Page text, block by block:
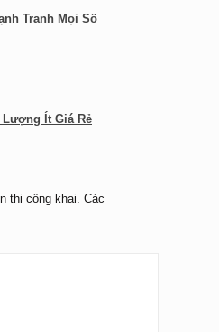
Tranh Mọi Số
Lượng Ít Giá Rẻ
thị công khai. Các